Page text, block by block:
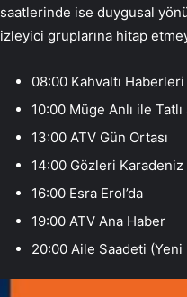
saatlerinde ise duygusal
izleyici gruplarına hitap
08:00 Kahvaltı Haberleri
10:00 Müge Anlı ile
13:00 ATV Gün Ortası
14:00 Gözleri Karadeniz
16:00 Esra Erol’da
19:00 ATV Ana Haber
20:00 Aile Saadeti (Yeni